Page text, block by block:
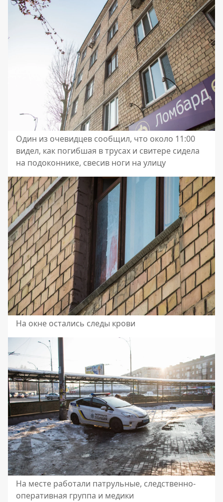
Один из очевидцев сообщил, что около 11:00
видел, как погибшая в трусах и свитере сидела
на подоконнике, свесив ноги на улицу
На окне остались следы крови
На месте работали патрульные, следственно-
оперативная группа и медики